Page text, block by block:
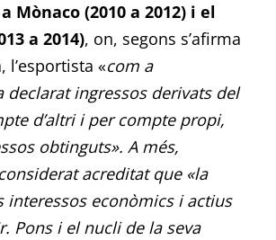
Mònaco (2010 a 2012) i el
a 2014), on, segons s’afirma
l’esportista «com a
declarat ingressos derivats del
d’altri i per compte propi,
obtinguts». A més,
acreditat que «la
interessos econòmics i actius
Pons i el nucli de la seva